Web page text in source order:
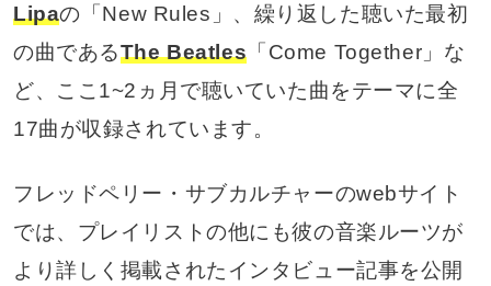
Lipaの「New Rules」、繰り返した聴いた最初
の曲であるThe Beatles 「Come Together」な
ど、ここ1~2ヵ月で聴いていた曲をテーマに全
17曲が収録されています。
フレッドペリー・サブカルチャーのwebサイト
では、プレイリストの他にも彼の音楽ルーツが
より詳しく掲載されたインタビュー記事を公開